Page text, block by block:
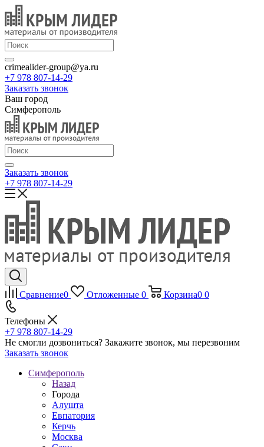
crimealider-group@ya.ru
+7 978 807-14-29
Заказать звонок
Ваш город
Симферополь
Заказать звонок
+7 978 807-14-29
Сравнение0 Отложенные 0 Корзина0 0
Телефоны
+7 978 807-14-29
Не смогли дозвониться? Закажите звонок, мы перезвоним
Заказать звонок
Симферополь
Назад
Города
Алушта
Евпатория
Керчь
Москва